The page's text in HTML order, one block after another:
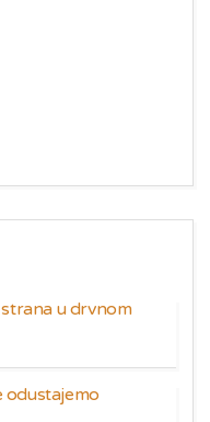
u drvnom
odustajemo